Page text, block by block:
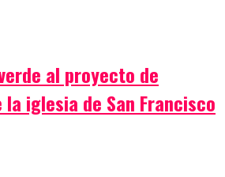
al proyecto de
iglesia de San Francisco